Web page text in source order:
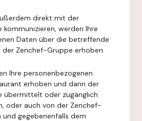
direkt mit der
werden Ihre
Daten über die betreffende
der Zenchef-Gruppe erhoben.
Ihre personenbezogenen
erhoben und dann der
übermittelt oder zugänglich
oder auch von der Zenchef-
gegebenenfalls dem